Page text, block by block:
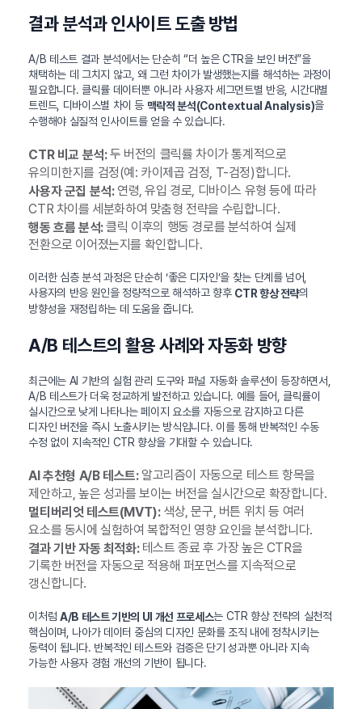
결과 분석과 인사이트 도출 방법
A/B 테스트 결과 분석에서는 단순히 “더 높은 CTR을 보인 버전”을
채택하는 데 그치지 않고, 왜 그런 차이가 발생했는지를 해석하는 과정이
필요합니다. 클릭률 데이터뿐 아니라 사용자 세그먼트별 반응, 시간대별
트렌드, 디바이스별 차이 등 맥락적 분석(Contextual Analysis)을
수행해야 실질적 인사이트를 얻을 수 있습니다.
CTR 비교 분석:두 버전의 클릭률 차이가 통계적으로
유의미한지를 검정(예: 카이제곱 검정, T-검정)합니다.
사용자 군집 분석:연령, 유입 경로, 디바이스 유형 등에 따라
CTR 차이를 세분화하여 맞춤형 전략을 수립합니다.
행동 흐름 분석:클릭 이후의 행동 경로를 분석하여 실제
전환으로 이어졌는지를 확인합니다.
이러한 심층 분석 과정은 단순히 ‘좋은 디자인’을 찾는 단계를 넘어,
사용자의 반응 원인을 정량적으로 해석하고 향후 CTR 향상 전략의
방향성을 재정립하는 데 도움을 줍니다.
A/B 테스트의 활용 사례와 자동화 방향
최근에는 AI 기반의 실험 관리 도구와 퍼널 자동화 솔루션이 등장하면서,
A/B 테스트가 더욱 정교하게 발전하고 있습니다. 예를 들어, 클릭률이
실시간으로 낮게 나타나는 페이지 요소를 자동으로 감지하고 다른
디자인 버전을 즉시 노출시키는 방식입니다. 이를 통해 반복적인 수동
수정 없이 지속적인 CTR 향상을 기대할 수 있습니다.
AI 추천형 A/B 테스트:알고리즘이 자동으로 테스트 항목을
제안하고, 높은 성과를 보이는 버전을 실시간으로 확장합니다.
멀티버리엇 테스트(MVT):색상, 문구, 버튼 위치 등 여러
요소를 동시에 실험하여 복합적인 영향 요인을 분석합니다.
결과 기반 자동 최적화:테스트 종료 후 가장 높은 CTR을
기록한 버전을 자동으로 적용해 퍼포먼스를 지속적으로
갱신합니다.
이처럼 A/B 테스트 기반의 UI 개선 프로세스는 CTR 향상 전략의 실천적
핵심이며, 나아가 데이터 중심의 디자인 문화를 조직 내에 정착시키는
동력이 됩니다. 반복적인 테스트와 검증은 단기 성과뿐 아니라 지속
가능한 사용자 경험 개선의 기반이 됩니다.